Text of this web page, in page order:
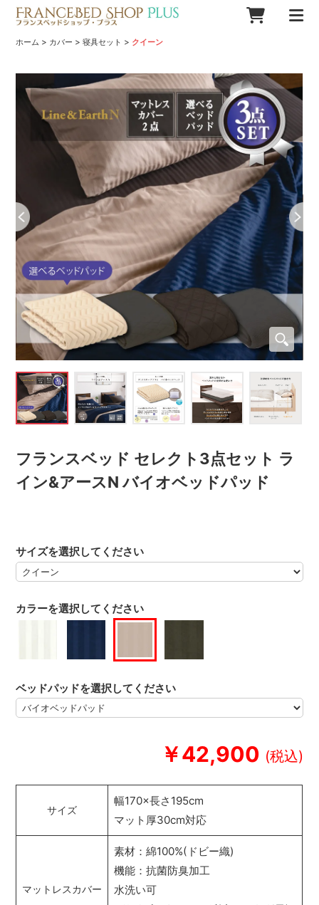
ホーム > カバー >寝具セット > クイーン
フランスベッド セレクト3点セット ラ
イン&アースN バイオベッドパッド
￥42,900
カラーを選択してください
サイズを選択してください
ベッドパッドを選択してください
サイズ
幅170×長さ195cm
マット厚30cm対応
マットレスカバー
素材：綿100%(ドビー織)
機能：抗菌防臭加工
水洗い可